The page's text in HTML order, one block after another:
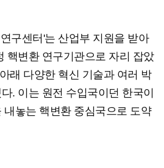
구센터'는 산업부 지원을 받아
핵변환 연구기관으로 자리 잡았
래 다양한 혁신 기술과 여러 박
. 이는 원전 수입국이던 한국이
내놓는 핵변환 중심국으로 도약